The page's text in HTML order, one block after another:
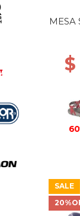
MESA
SALE